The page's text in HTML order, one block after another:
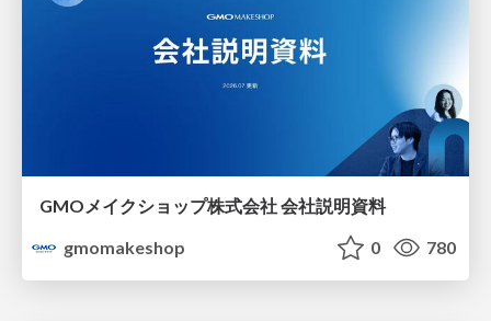
GMOメイクショップ株式会社 会社説明資料
gmomakeshop
0 780